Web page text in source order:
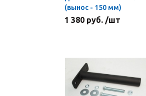
(вынос - 150 мм)
1 380 руб. /шт